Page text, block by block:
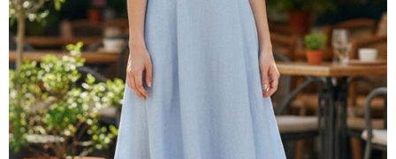
１．透過由恩沛科技股份有限公司提供之「AFTEE先享後付」服務完成之交
易，需依本服務之必要範圍內提供個人資料，並將交易相關給付款項請求債
權轉讓予恩沛科技股份有限公司。
２．關於個人資料處理事宜，請瀏覽以下網址：
https://aftee.tw/terms/#terms3
３．未成年的使用者請事先徵得法定代理人或監護人之同意方可使用
「AFTEE先享後付」，若未經同意申辦者引起之損失，本公司不負相關責
任。
４．使用「AFTEE先享後付」時，將依據個別帳號之用戶狀況，依本公司即
時審查核予不同之上限額度；若仍有額度不足之情形，本公司將視審查結果
國家/地區配送 查看運費